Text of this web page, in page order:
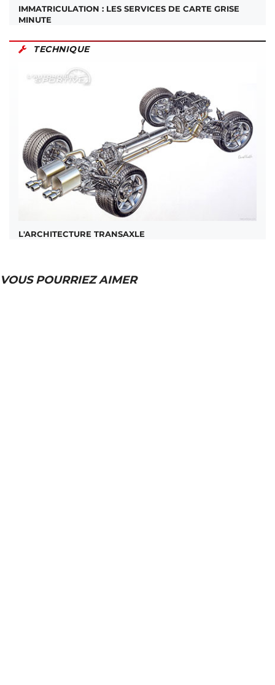
IMMATRICULATION : LES SERVICES DE CARTE GRISE
MINUTE
TECHNIQUE
L'ARCHITECTURE TRANSAXLE
VOUS POURRIEZ AIMER